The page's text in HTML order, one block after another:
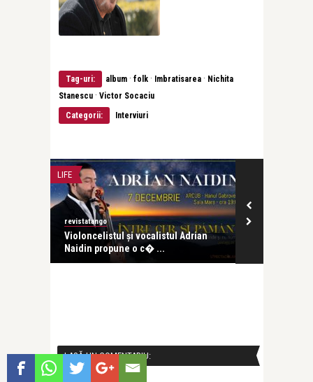
Tag-uri: album · folk · Imbratisarea · Nichita
Stanescu · Victor Socaciu
Categorii:
Interviuri
revistatango
Violoncelistul și vocalistul Adrian
Naidin propune o c� ...
CEA MAI FRUMOASA
revistatango
Nichita Stănescu –
LASĂ UN COMENTARIU:
Login cu Facebook